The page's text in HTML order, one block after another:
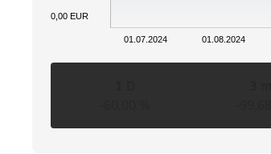
01.07.2024 01.08.2024
0,00 EUR